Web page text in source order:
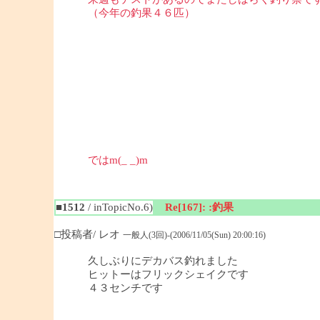
（今年の釣果４６匹）
ではm(_ _)m
■1512 / inTopicNo.6) Re[167]: :釣果
□投稿者/ レオ 一般人(3回)-(2006/11/05(Sun) 20:00:16)
久しぶりにデカバス釣れました
ヒットーはフリックシェイクです
４３センチです